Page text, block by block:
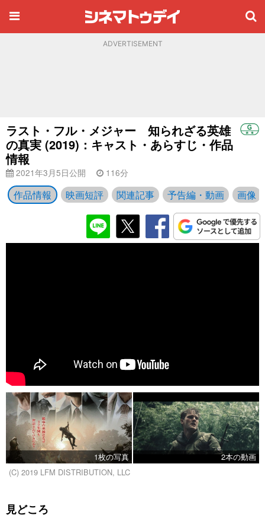
ADVERTISEMENT
ラスト・フル・メジャー 知られざる英雄
の真実 (2019)：キャスト・あらすじ・作品
情報
2021年3月5日公開 116分
作品情報 映画短評 関連記事 予告編・動画 画像
1枚の写真
2本の動画
(C) 2019 LFM DISTRIBUTION, LLC
見どころ